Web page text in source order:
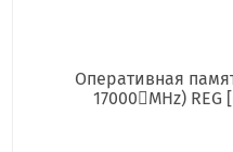
Оперативная
17000񢋕MHz) REG